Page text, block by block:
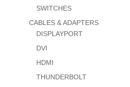
SWITCHES
CABLES & ADAPTERS
DISPLAYPORT
DVI
HDMI
THUNDERBOLT